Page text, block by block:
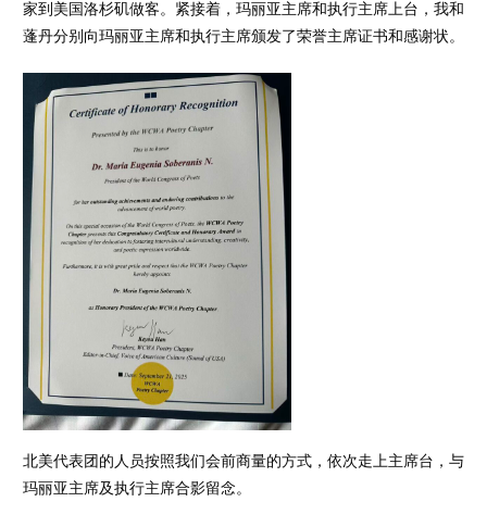
家到美国洛杉矶做客。紧接着，玛丽亚主席和执行主席上台，我和
蓬丹分别向玛丽亚主席和执行主席颁发了荣誉主席证书和感谢状。
北美代表团的人员按照我们会前商量的方式，依次走上主席台，与
玛丽亚主席及执行主席合影留念。